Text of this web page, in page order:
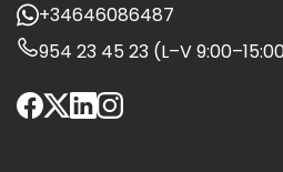
+34646086487
954 23 45 23 (L–V